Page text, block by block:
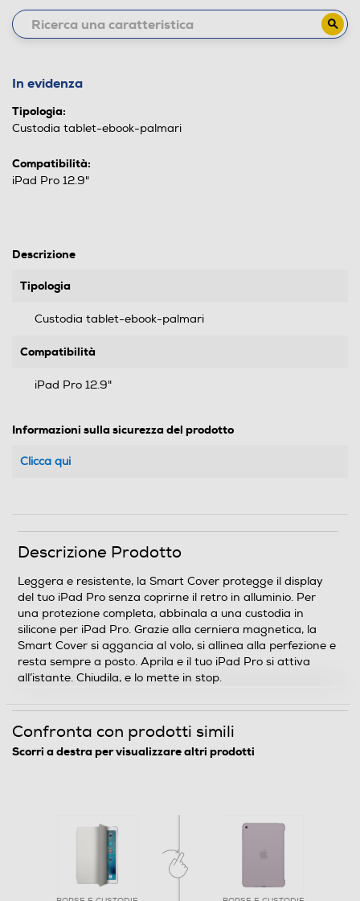
In evidenza
Tipologia:
Custodia tablet-ebook-palmari
Compatibilità:
iPad Pro 12.9"
Descrizione
Tipologia
Custodia tablet-ebook-palmari
Compatibilità
iPad Pro 12.9"
Informazioni sulla sicurezza del prodotto
Clicca qui
Descrizione Prodotto
Leggera e resistente, la Smart Cover protegge il display
del tuo iPad Pro senza coprirne il retro in alluminio. Per
una protezione completa, abbinala a una custodia in
silicone per iPad Pro. Grazie alla cerniera magnetica, la
Smart Cover si aggancia al volo, si allinea alla perfezione e
resta sempre a posto. Aprila e il tuo iPad Pro si attiva
all’istante. Chiudila, e lo mette in stop.
Confronta con prodotti simili
Scorri a destra per visualizzare altri prodotti